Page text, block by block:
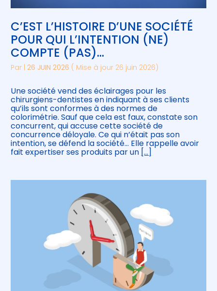
C’EST L’HISTOIRE D’UNE SOCIÉTÉ
POUR QUI L’INTENTION (NE)
COMPTE (PAS)…
Par |26 JUIN 2026 ( Mise à jour 26 juin 2026)
Une société vend des éclairages pour les
chirurgiens-dentistes en indiquant à ses clients
qu’ils sont conformes à des normes de
colorimétrie. Sauf que cela est faux, constate son
concurrent, qui accuse cette société de
concurrence déloyale. Ce qui n’était pas son
intention, se défend la société… Elle rappelle avoir
fait expertiser ses produits par un […]